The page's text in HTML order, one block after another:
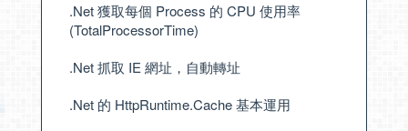
.Net 獲取每個 Process 的 CPU 使用率
(TotalProcessorTime)
.Net 抓取 IE 網址，自動轉址
.Net 的 HttpRuntime.Cache 基本運用